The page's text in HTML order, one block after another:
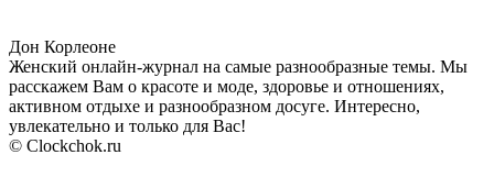
Дон Корлеоне
Женский онлайн-журнал на самые разнообразные темы. Мы
расскажем Вам о красоте и моде, здоровье и отношениях,
активном отдыхе и разнообразном досуге. Интересно,
увлекательно и только для Вас!
© Clockchok.ru